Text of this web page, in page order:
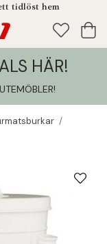
tidlöst hem
HÄR!
!
/